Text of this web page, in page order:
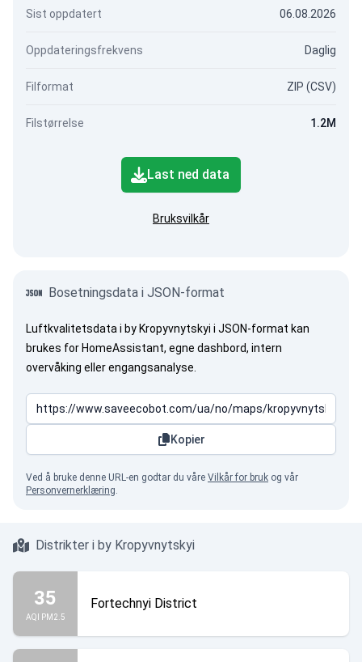
Sist oppdatert 06.08.2026
Oppdateringsfrekvens Daglig
Filformat ZIP (CSV)
Filstørrelse 1.2M
Last ned data
Bruksvilkår
Bosetningsdata i JSON-format
Luftkvalitetsdata i by Kropyvnytskyi i JSON-format kan
brukes for HomeAssistant, egne dashbord, intern
overvåking eller engangsanalyse.
Kopier
Ved å bruke denne URL-en godtar du våre Vilkår for bruk og vår
Personvernerklæring.
Distrikter i by Kropyvnytskyi
35
AQI PM2.5
Fortechnyi District